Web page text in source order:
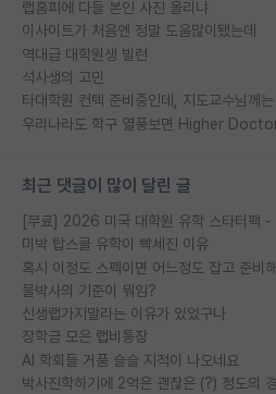
랩홈피에 다들 본인 사진 올리냐
이사이트가 처음엔 정말 도움많이됐는데
역대급 대학원생 빌런
석사생의 고민
최근 댓글이 많이 달린 글
미박 탑스쿨 유학이 빡세진 이유
혹시 이정도 스펙이면 어느정도 잡고 준비
물박사의 기준이 뭐임?
신생랩가지말라는 이유가 있었구나
장학금 모은 랩비통장
AI 학회들 거품 슬슬 지적이 나오네요